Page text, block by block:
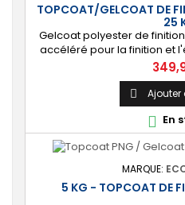
TOPCOAT/GELCOAT DE
25
Gelcoat polyester de
accéléré pour la finition et
bassins. [Finition] : Fournit
brillante qualité immersion.
stratification résine et
catalyseur
Prix
 Ajouter
 En
MARQUE:
5 KG - TOPCOAT DE